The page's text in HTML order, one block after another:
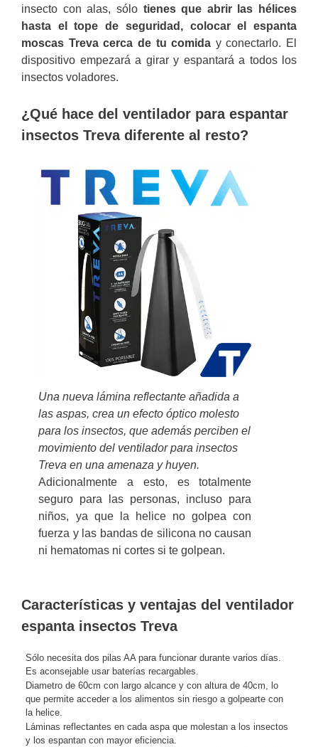
insecto con alas, sólo tienes que abrir las hélices
hasta el tope de seguridad, colocar el espanta
moscas Treva cerca de tu comida y conectarlo. El
dispositivo empezará a girar y espantará a todos los
insectos voladores.
¿Qué hace del ventilador para espantar
insectos Treva diferente al resto?
Una nueva lámina reflectante añadida a
las aspas, crea un efecto óptico molesto
para los insectos, que además perciben el
movimiento del ventilador para insectos
Treva en una amenaza y huyen.
Adicionalmente a esto, es totalmente
seguro para las personas, incluso para
niños, ya que la helice no golpea con
fuerza y las bandas de silicona no causan
ni hematomas ni cortes si te golpean.
Características y ventajas del ventilador
espanta insectos Treva
Sólo necesita dos pilas AA para funcionar durante varios días.
Es aconsejable usar baterías recargables.
Diametro de 60cm con largo alcance y con altura de 40cm, lo
que permite acceder a los alimentos sin riesgo a golpearte con
la helice.
Láminas reflectantes en cada aspa que molestan a los insectos
y los espantan con mayor eficiencia.